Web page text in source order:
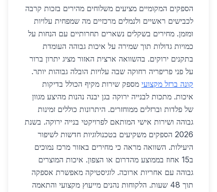
הספקים המקומיים מציעים משלוחים מהירים בזכות קרבה
לכבישים ראשיים ולנמלים מרכזיים מה שמפחית עלויות
ומזמן. מחירים בשקלים נשארים תחרותיים עם הנחות על
כמויות גדולות תוך שמירה על איכות גבוהה העומדת
בתקנים ירוקים. בהשוואה ארצית האזור מציג יתרון ברור
על פני פריפריה רחוקה שבה עלויות הובלה גבוהות יותר.
קונה ברזל מקצועי מספק שירות מקיף הכולל בדיקות
איכות. מתכות לבנייה ירוקה בגן יבנה נהנות מהיצע מגוון
של פלדות וברזלים ממוחזרים. היתרונות כוללים זמינות
גבוהה ושירות אישי המותאם לפרויקטי בנייה ירוקה. בשנת
2026 הספקים משקיעים בטכנולוגיות חדשות לשיפור
היעילות. השוואה מראה כי מחירים באזור מרכז נמוכים
ב15 אחוז בממוצע מהדרום או הצפון. איכות המוצרים
גבוהה עם אחריות ארוכה. לוגיסטיקה מאפשרת אספקה
תוך 48 שעות. הלקוחות נהנים מייעוץ מקצועי והתאמה